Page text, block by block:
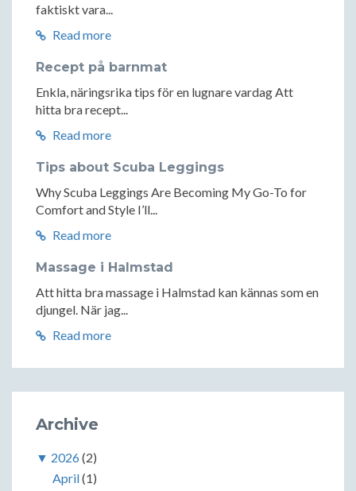
faktiskt vara...
Read more
Recept på barnmat
Enkla, näringsrika tips för en lugnare vardag Att
hitta bra recept...
Read more
Tips about Scuba Leggings
Why Scuba Leggings Are Becoming My Go-To for
Comfort and Style I’ll...
Read more
Massage i Halmstad
Att hitta bra massage i Halmstad kan kännas som en
djungel. När jag...
Read more
Archive
▼ 2026(2)
April(1)